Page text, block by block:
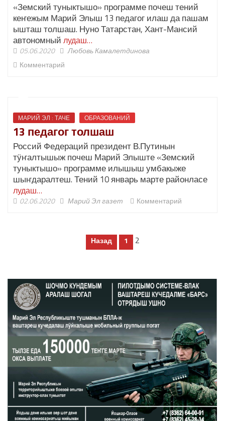
«Земский туныктышо» программе почеш тений
кеҥежым Марий Элыш 13 педагог илаш да пашам
ышташ толшаш. Нуно Татарстан, Хант-Мансий
автономный лудаш…
05.06.2020
Любовь Камалетдинова
Комментарий
МАРИЙ ЭЛ : ТАЧЕ ОБРАЗОВАНИЙ
13 педагог толшаш
Россий Федераций президент В.Путинын
тӱҥалтышыж почеш Марий Элыште «Земский
туныктышо» программе илышыш умбакыже
шыҥдаралтеш. Тений 10 январь марте районласе
лудаш…
02.06.2020 Марий Эл газет Комментарий
Пагинация Назад 1 2